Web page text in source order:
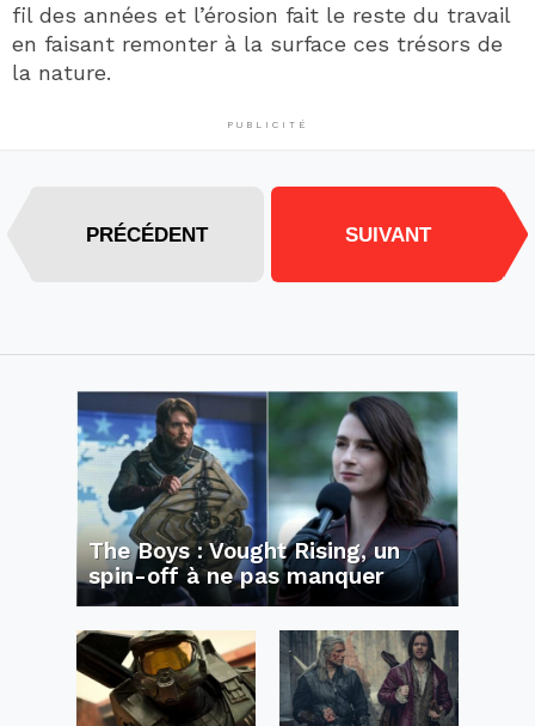
fil des années et l’érosion fait le reste du travail
en faisant remonter à la surface ces trésors de
la nature.
PUBLICITÉ
PRÉCÉDENT SUIVANT
The Boys : Vought Rising, un
spin-off à ne pas manquer